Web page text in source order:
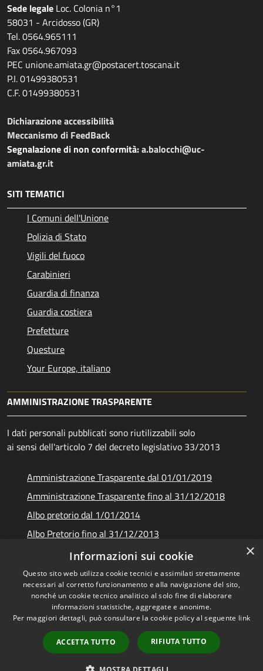
Sede legale Loc. Colonia n°1
58031 - Arcidosso (GR)
Tel. 0564.965111
Fax 0564.967093
PEC unione.amiata.gr@postacert.toscana.it
P.I. 01499380531
C.F. 01499380531
Dichiarazione accessibilità
Meccanismo di FeedBack
Segnalazione di non conformità:a.balocchi@uc-
amiata.gr.it
SITI TEMATICI
I Comuni dell'Unione
Polizia di Stato
Vigili del fuoco
Carabinieri
Guardia di finanza
Guardia costiera
Prefetture
Questure
Your Europe, italiano
AMMINISTRAZIONE TRASPARENTE
I dati personali pubblicati sono riutilizzabili solo
ai sensi dell'articolo 7 del decreto legislativo 33/2013
Amministrazione Trasparente dal 01/01/2019
Amministrazione Trasparente fino al 31/12/2018
Albo pretorio dal 1/01/2014
Albo Pretorio fino al 31/12/2013
Documenti e dati
Accessibilità
Copyright © 2026 • Unione dei
Comuni Montani Amiata
Grossetana • Powered by
Municipium•Accesso
×
Informazioni sui cookie
Questo sito web utilizza cookie tecnici e assimilati strettamente
necessari al corretto funzionamento e alla navigazione del sito,
nonché un cookie tecnico analitico al solo fine di elaborare
informazioni statistiche, aggregate e anonime.
Per maggiori dettagli, può consultare la cookie policy al seguente link
ACCETTA TUTTO RIFIUTA TUTTO